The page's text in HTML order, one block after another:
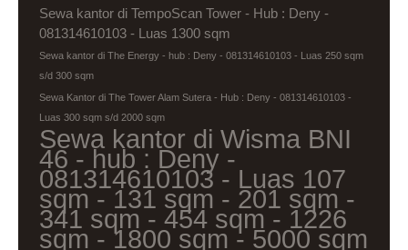
Sewa kantor di TempoScan Tower - Hub : Deny -
081314610103 - Luas 1300 sqm
Sewa kantor di The Energy - hub : Deny - 081314610103 - Luas 250 sqm
s/d 300 sqm
Sewa Kantor di The Tower Alam Sutera - Hub : Deny - 081314610103 -
Luas 300 sqm s/d 2000 sqm
Sewa kantor di Wisma BNI
46 - hub : Deny -
081314610103 - Luas 107
sqm - 131 sqm - 201 sqm -
341 sqm - 454 sqm - 1226
sqm - 1800 sqm - 5000 sqm